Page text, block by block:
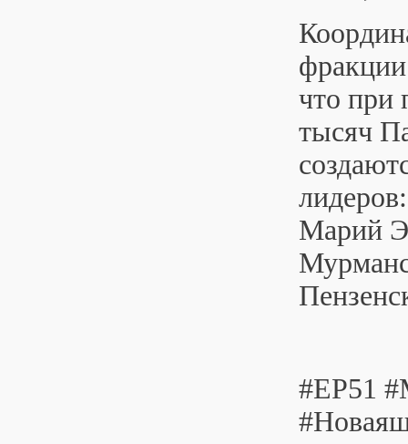
что при
тысяч
Марий
#ЕР51